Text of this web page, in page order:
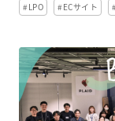
#LPO #ECサイト